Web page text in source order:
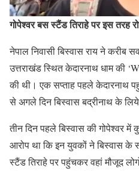
गोपेश्वर बस स्टैंड तिराहे पर इस तरह
नेपाल निवासी बिस्वास राय ने करीब
उत्तराखंड स्थित केदारनाथ धाम की
की थी। एक सप्ताह पहले केदारनाथ
से अगले दिन बिस्वास बद्रीनाथ के
तीन दिन पहले बिस्वास की गोपेश्वर
आरोप था कि इन युवकों ने बिस्वास के
स्टैंड तिराहे पर पहुंचकर वहां मौजूद